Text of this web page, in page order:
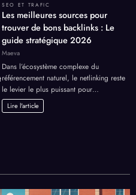
SEO ET TRAFIC
Les meilleures sources pour
trouver de bons backlinks : Le
guide stratégique 2026
Maeva
Dans l’écosystème complexe du
référencement naturel, le netlinking reste
le levier le plus puissant pour…
Lire l'article